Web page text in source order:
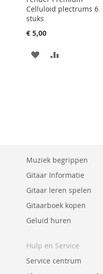
Celluloid plectrums 6
stuks
€ 5,00
AAN
Muziek begrippen
Gitaar Informatie
Gitaar leren spelen
Gitaarboek kopen
Geluid huren
Hulp en Service
Service centrum